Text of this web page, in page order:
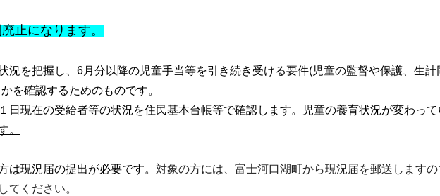
止になります。
況を把握し、6月分以降の児童手当等を引き続き受ける要件(児童の監督や保護、生計
を確認するためのものです。
日現在の受給者等の状況を住民基本台帳等で確認します。
児童の養育状況が変わっ
。
現況届の提出が必要です。 対象の方には、富士河口湖町から現況届を郵送します
てください。